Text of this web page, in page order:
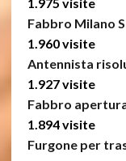
Fabbro Milano
1.960 visite
Antennista
1.927 visite
Fabbro
1.894 visite
Furgone per